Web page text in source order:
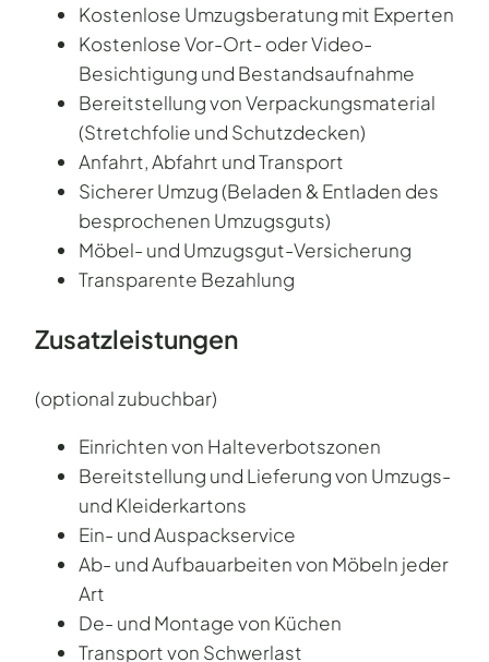
Kostenlose Umzugsberatung mit Experten
Kostenlose Vor-Ort- oder Video-
Besichtigung und Bestandsaufnahme
Bereitstellung von Verpackungsmaterial
(Stretchfolie und Schutzdecken)
Anfahrt, Abfahrt und Transport
Sicherer Umzug (Beladen & Entladen des
besprochenen Umzugsguts)
Möbel- und Umzugsgut-Versicherung
Transparente Bezahlung
Zusatzleistungen
(optional zubuchbar)
Einrichten von Halteverbotszonen
Bereitstellung und Lieferung von Umzugs-
und Kleiderkartons
Ein- und Auspackservice
Ab- und Aufbauarbeiten von Möbeln jeder
Art
De- und Montage von Küchen
Transport von Schwerlast